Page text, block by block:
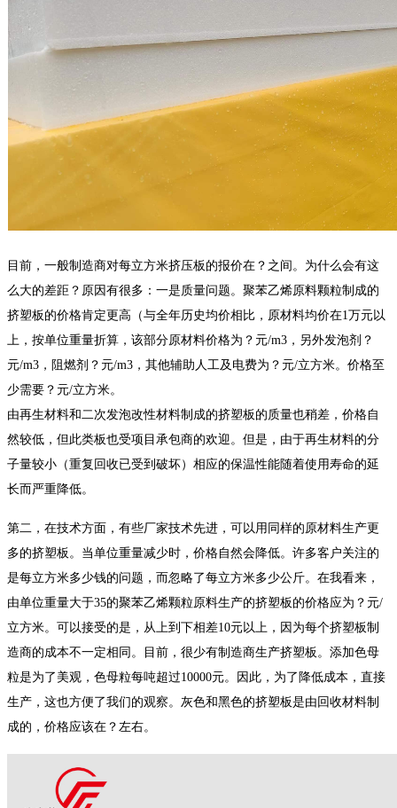
目前，一般制造商对每立方米挤压板的报价在 ？ 之间。为什么会有这
么大的差距？原因有很多：一是质量问题。聚苯乙烯原料颗粒制成的
挤塑板的价格肯定更高（与全年历史均价相比，原材料均价在1万元以
上，按单位重量折算，该部分原材料价格为 ？ 元/m3，另外发泡剂 ？
元/m3，阻燃剂 ？ 元/m3，其他辅助人工及电费为 ？ 元/立方米。价格至
少需要 ？ 元/立方米。
由再生材料和二次发泡改性材料制成的挤塑板的质量也稍差，价格自
然较低，但此类板也受项目承包商的欢迎。但是，由于再生材料的分
子量较小（重复回收已受到破坏）相应的保温性能随着使用寿命的延
长而严重降低。
第二，在技术方面，有些厂家技术先进，可以用同样的原材料生产更
多的挤塑板。当单位重量减少时，价格自然会降低。许多客户关注的
是每立方米多少钱的问题，而忽略了每立方米多少公斤。在我看来，
由单位重量大于35的聚苯乙烯颗粒原料生产的挤塑板的价格应为 ？ 元/
立方米。可以接受的是，从上到下相差10元以上，因为每个挤塑板制
造商的成本不一定相同。目前，很少有制造商生产挤塑板。添加色母
粒是为了美观，色母粒每吨超过10000元。因此，为了降低成本，直接
生产，这也方便了我们的观察。灰色和黑色的挤塑板是由回收材料制
成的，价格应该在 ？ 左右。